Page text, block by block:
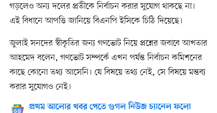
গড়লেও অন্য দলের প্রতীকে নির্বাচন করার সুযোগ থাকছে না।
এই বিধানে আপত্তি জানিয়ে বিএনপি ইসিকে চিঠি দিয়েছে।
জুলাই সনদের স্বীকৃতির জন্য গণভোট নিয়ে প্রশ্নের জবাবে আখতার
আহমেদ বলেন, গণভোট সম্পর্কে এখন পর্যন্ত নির্বাচন কমিশনের
কাছে কোনো তথ্য আসেনি। যে বিষয়ে তথ্য নেই, সে বিষয়ে মন্তব্য
করার সুযোগও নেই।
প্রথম আলোর খবর পেতে গুগল নিউজ চ্যানেল ফলো